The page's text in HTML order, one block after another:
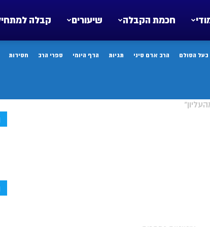
קבלה שיעורים חכמת הקבלה
בעל הסולם הרב אדם סיני תגיות הדף היומי ספרי הרב חסידות